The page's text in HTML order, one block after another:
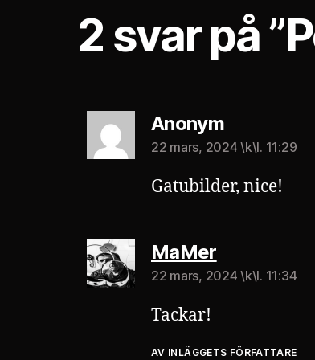
2 svar på
Anonymsäger:
22 mars, 2024 \k\l. 11:29
Gatubilder, nice!
MaMersäger:
22 mars, 2024 \k\l. 11:34
Tackar!
AV INLÄGGETS FÖRFATTARE